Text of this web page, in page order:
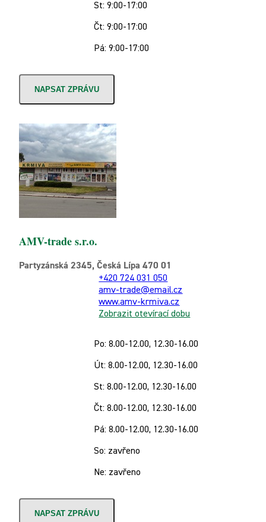
St: 9:00-17:00
Čt: 9:00-17:00
Pá: 9:00-17:00
NAPSAT ZPRÁVU
AMV-trade s.r.o.
Partyzánská 2345, Česká Lípa 470 01
+420 724 031 050
amv-trade@email.cz
www.amv-krmiva.cz
Zobrazit otevírací dobu
Po: 8.00-12.00, 12.30-16.00
Út: 8.00-12.00, 12.30-16.00
St: 8.00-12.00, 12.30-16.00
Čt: 8.00-12.00, 12.30-16.00
Pá: 8.00-12.00, 12.30-16.00
So: zavřeno
Ne: zavřeno
NAPSAT ZPRÁVU